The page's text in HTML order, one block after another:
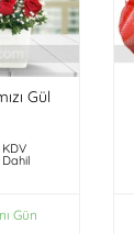
Gül
KDV
Dahil
Gün